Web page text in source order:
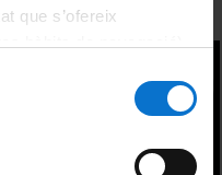
que s’ofereix
lloc web de la